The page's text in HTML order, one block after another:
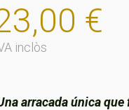
€
inclòs
arracada única